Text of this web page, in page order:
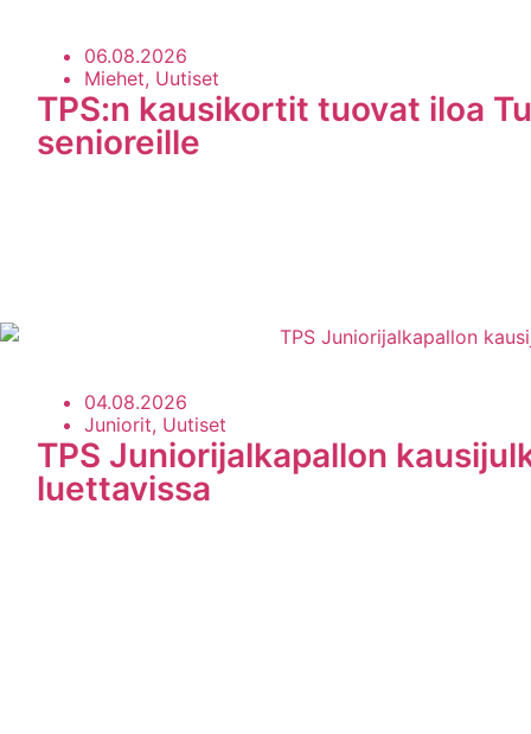
06.08.2026
Miehet, Uutiset
TPS:n kausikortit tuovat iloa
senioreille
04.08.2026
Juniorit, Uutiset
TPS Juniorijalkapallon
luettavissa